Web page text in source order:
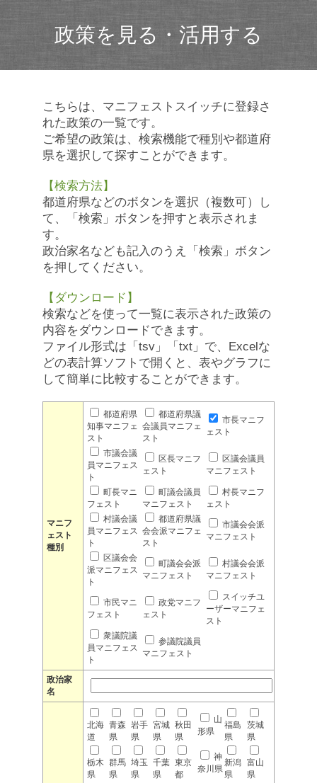
政策を見る・活用する
こちらは、マニフェストスイッチに登録さ
れた政策の一覧です。
ご希望の政策は、検索機能で種別や都道府
県を選択して探すことができます。
【検索方法】
都道府県などのボタンを選択（複数可）し
て、「検索」ボタンを押すと表示されま
す。
政治家名なども記入のうえ「検索」ボタン
を押してください。
【ダウンロード】
検索などを使って一覧に表示された政策の
内容をダウンロードできます。
ファイル形式は「tsv」「txt」で、Excelな
どの表計算ソフトで開くと、表やグラフに
して簡単に比較することができます。
マニフ
ェスト
種別
都道府県
知事マニフェ
スト
都道府県議
会議員マニフェ
スト
市長マニフ
ェスト
市議会議
員マニフェス
ト
区長マニフ
ェスト
区議会議員
マニフェスト
町長マニ
フェスト
町議会議員
マニフェスト
村長マニフ
ェスト
村議会議
員マニフェス
ト
都道府県議
会会派マニフェ
スト
市議会会派
マニフェスト
区議会会
派マニフェス
ト
町議会会派
マニフェスト
村議会会派
マニフェスト
市民マニ
フェスト
政党マニフ
ェスト
スイッチユ
ーザーマニフェ
スト
衆議院議
員マニフェス
ト
参議院議員
マニフェスト
政治家
名
北海
道
青森
県
岩手
県
宮城
県
秋田
県
山
形県
福島
県
茨城
県
栃木
県
群馬
県
埼玉
県
千葉
県
東京
都
神
奈川県
新潟
県
富山
県